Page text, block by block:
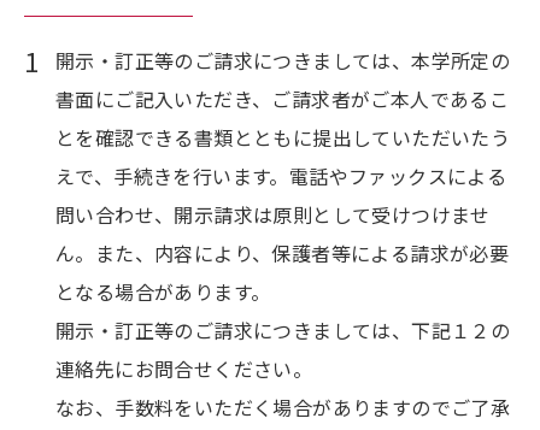
開示・訂正等のご請求につきましては、本学所定の
書面にご記入いただき、ご請求者がご本人であるこ
とを確認できる書類とともに提出していただいたう
えで、手続きを行います。電話やファックスによる
問い合わせ、開示請求は原則として受けつけませ
ん。また、内容により、保護者等による請求が必要
となる場合があります。
開示・訂正等のご請求につきましては、下記１２の
連絡先にお問合せください。
なお、手数料をいただく場合がありますのでご了承